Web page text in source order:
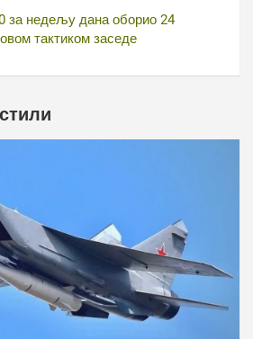
за недељу дана оборио 24
тактиком заседе